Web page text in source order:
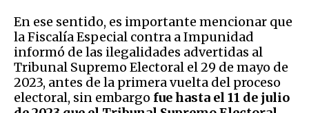
En ese sentido, es importante mencionar que
la Fiscalía Especial contra a Impunidad
informó de las ilegalidades advertidas al
Tribunal Supremo Electoral el 29 de mayo de
2023, antes de la primera vuelta del proceso
electoral, sin embargo fue hasta el 11 de julio